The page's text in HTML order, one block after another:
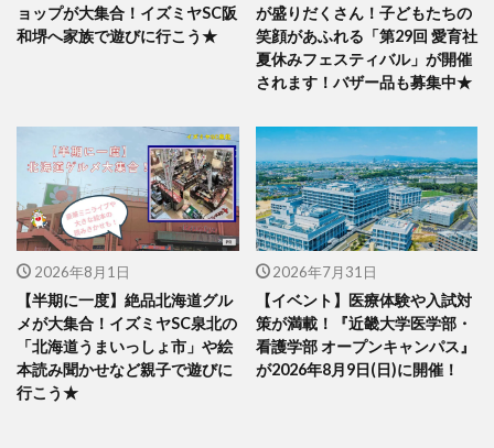
ョップが大集合！イズミヤSC阪
和堺へ家族で遊びに行こう★
が盛りだくさん！子どもたちの
笑顔があふれる「第29回 愛育社
夏休みフェスティバル」が開催
されます！バザー品も募集中★
2026年8月1日
【半期に一度】絶品北海道グル
メが大集合！イズミヤSC泉北の
「北海道うまいっしょ市」や絵
本読み聞かせなど親子で遊びに
行こう★
2026年7月31日
【イベント】医療体験や入試対
策が満載！『近畿大学医学部・
看護学部 オープンキャンパス』
が2026年8月9日(日)に開催！